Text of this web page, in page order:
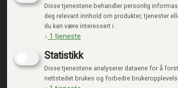
TRENDTOYS.NO
OM TRENDTOYS
GAVEKORT
Disse tjenestene behandler personlig
deg relevant innhold om produkter, tjenester
du kan være interessert i.
↓ 1 tjeneste
Statistikk
Disse tjenestene analyserer dataene for å
nettstedet brukes og forbedre